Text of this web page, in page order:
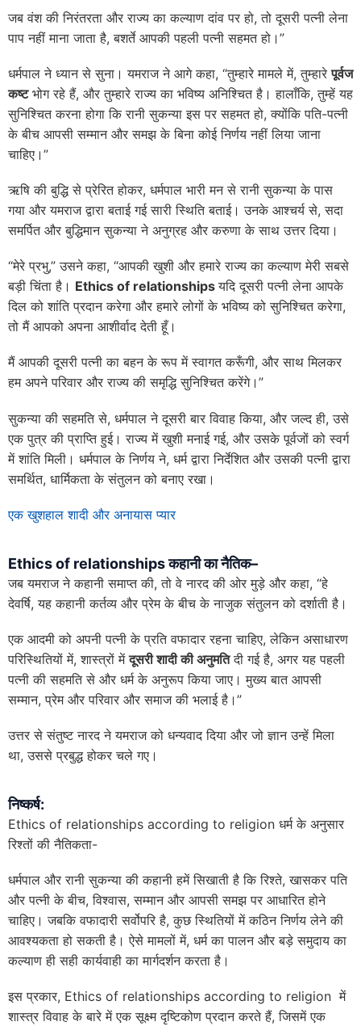
जब वंश की निरंतरता और राज्य का कल्याण दांव पर हो, तो दूसरी पत्नी लेना
पाप नहीं माना जाता है, बशर्ते आपकी पहली पत्नी सहमत हो।”
धर्मपाल ने ध्यान से सुना। यमराज ने आगे कहा, “तुम्हारे मामले में, तुम्हारेपूर्वज
कष्टभोग रहे हैं, और तुम्हारे राज्य का भविष्य अनिश्चित है। हालाँकि, तुम्हें यह
सुनिश्चित करना होगा कि रानी सुकन्या इस पर सहमत हो, क्योंकि पति-पत्नी
के बीच आपसी सम्मान और समझ के बिना कोई निर्णय नहीं लिया जाना
चाहिए।”
ऋषि की बुद्धि से प्रेरित होकर, धर्मपाल भारी मन से रानी सुकन्या के पास
गया और यमराज द्वारा बताई गई सारी स्थिति बताई। उनके आश्चर्य से, सदा
समर्पित और बुद्धिमान सुकन्या ने अनुग्रह और करुणा के साथ उत्तर दिया।
“मेरे प्रभु,” उसने कहा, “आपकी खुशी और हमारे राज्य का कल्याण मेरी सबसे
बड़ी चिंता है। Ethics of relationshipsयदि दूसरी पत्नी लेना आपके
दिल को शांति प्रदान करेगा और हमारे लोगों के भविष्य को सुनिश्चित करेगा,
तो मैं आपको अपना आशीर्वाद देती हूँ।
मैं आपकी दूसरी पत्नी का बहन के रूप में स्वागत करूँगी, और साथ मिलकर
हम अपने परिवार और राज्य की समृद्धि सुनिश्चित करेंगे।”
सुकन्या की सहमति से, धर्मपाल ने दूसरी बार विवाह किया, और जल्द ही, उसे
एक पुत्र की प्राप्ति हुई। राज्य में खुशी मनाई गई, और उसके पूर्वजों को स्वर्ग
में शांति मिली। धर्मपाल के निर्णय ने, धर्म द्वारा निर्देशित और उसकी पत्नी द्वारा
समर्थित, धार्मिकता के संतुलन को बनाए रखा।
एक खुशहाल शादी और अनायास प्यार
Ethics of relationships कहानी का नैतिक–
जब यमराज ने कहानी समाप्त की, तो वे नारद की ओर मुड़े और कहा, “हे
देवर्षि, यह कहानी कर्तव्य और प्रेम के बीच के नाजुक संतुलन को दर्शाती है।
एक आदमी को अपनी पत्नी के प्रति वफादार रहना चाहिए, लेकिन असाधारण
परिस्थितियों में, शास्त्रों मेंदूसरी शादी की अनुमतिदी गई है, अगर यह पहली
पत्नी की सहमति से और धर्म के अनुरूप किया जाए। मुख्य बात आपसी
सम्मान, प्रेम और परिवार और समाज की भलाई है।”
उत्तर से संतुष्ट नारद ने यमराज को धन्यवाद दिया और जो ज्ञान उन्हें मिला
था, उससे प्रबुद्ध होकर चले गए।
निष्कर्ष:
Ethics of relationships according to religion धर्म के अनुसार
रिश्तों की नैतिकता-
धर्मपाल और रानी सुकन्या की कहानी हमें सिखाती है कि रिश्ते, खासकर पति
और पत्नी के बीच, विश्वास, सम्मान और आपसी समझ पर आधारित होने
चाहिए। जबकि वफादारी सर्वोपरि है, कुछ स्थितियों में कठिन निर्णय लेने की
आवश्यकता हो सकती है। ऐसे मामलों में, धर्म का पालन और बड़े समुदाय का
कल्याण ही सही कार्यवाही का मार्गदर्शन करता है।
इस प्रकार, Ethics of relationships according to religion में
शास्त्र विवाह के बारे में एक सूक्ष्म दृष्टिकोण प्रदान करते हैं, जिसमें एक